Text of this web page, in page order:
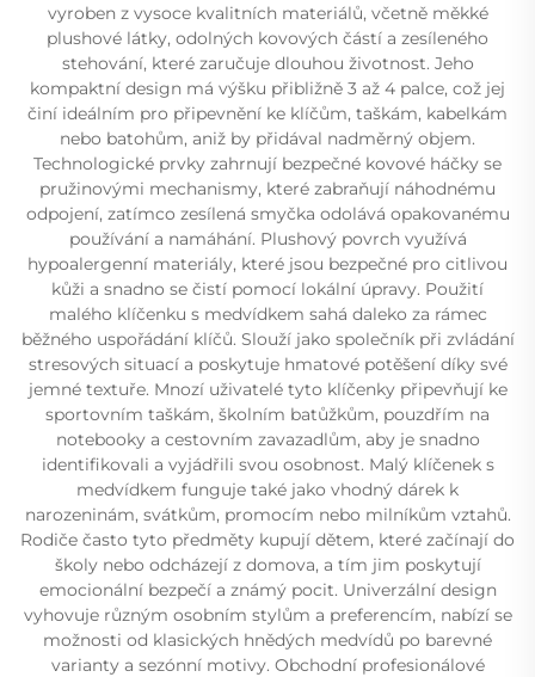
vyroben z vysoce kvalitních materiálů, včetně měkké
plushové látky, odolných kovových částí a zesíleného
stehování, které zaručuje dlouhou životnost. Jeho
kompaktní design má výšku přibližně 3 až 4 palce, což jej
činí ideálním pro připevnění ke klíčům, taškám, kabelkám
nebo batohům, aniž by přidával nadměrný objem.
Technologické prvky zahrnují bezpečné kovové háčky se
pružinovými mechanismy, které zabraňují náhodnému
odpojení, zatímco zesílená smyčka odolává opakovanému
používání a namáhání. Plushový povrch využívá
hypoalergenní materiály, které jsou bezpečné pro citlivou
kůži a snadno se čistí pomocí lokální úpravy. Použití
malého klíčenku s medvídkem sahá daleko za rámec
běžného uspořádání klíčů. Slouží jako společník při zvládání
stresových situací a poskytuje hmatové potěšení díky své
jemné textuře. Mnozí uživatelé tyto klíčenky připevňují ke
sportovním taškám, školním batůžkům, pouzdřím na
notebooky a cestovním zavazadlům, aby je snadno
identifikovali a vyjádřili svou osobnost. Malý klíčenek s
medvídkem funguje také jako vhodný dárek k
narozeninám, svátkům, promocím nebo milníkům vztahů.
Rodiče často tyto předměty kupují dětem, které začínají do
školy nebo odcházejí z domova, a tím jim poskytují
emocionální bezpečí a známý pocit. Univerzální design
vyhovuje různým osobním stylům a preferencím, nabízí se
možnosti od klasických hnědých medvídů po barevné
varianty a sezónní motivy. Obchodní profesionálové